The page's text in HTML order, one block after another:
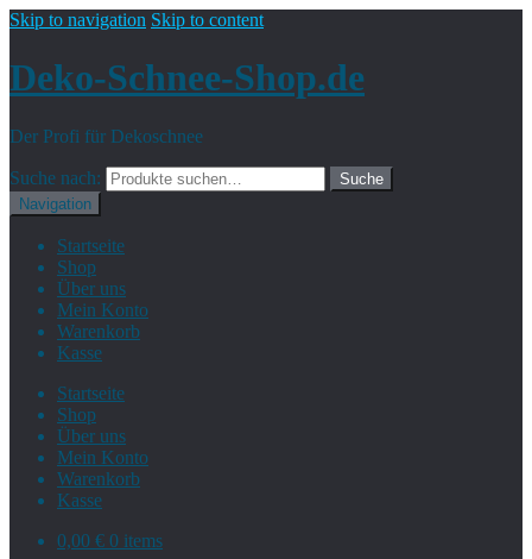
Skip to navigation Skip to content
Deko-Schnee-Shop.de
Der Profi für Dekoschnee
Suche nach:
Suche
Navigation
Startseite
Shop
Über uns
Mein Konto
Warenkorb
Kasse
Startseite
Shop
Über uns
Mein Konto
Warenkorb
Kasse
0,00 € 0 items